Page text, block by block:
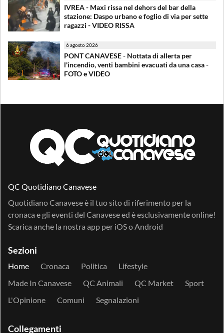
IVREA - Maxi rissa nel dehors del bar della
stazione: Daspo urbano e foglio di via per sette
ragazzi - VIDEO RISSA
6 agosto 2026
PONT CANAVESE - Nottata di allerta per
l'incendio, venti bambini evacuati da una casa -
FOTO e VIDEO
QC Quotidiano Canavese
Quotidiano Canavese è il tuo sito di riferimento per la
cronaca e gli eventi del Canavese ed è esclusivamente online!
Scarica anche la nostra app per iOSo Android
Sezioni
Home Cronaca Politica
Lifestyle
Made In Canavese
QC Animali QC Market
Sport
L'Opinione
Comuni Segnalazioni
Collegamenti